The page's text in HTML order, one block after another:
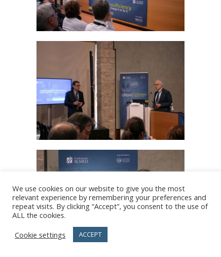
We use cookies on our website to give you the most
relevant experience by remembering your preferences and
repeat visits. By clicking “Accept”, you consent to the use of
ALL the cookies.
Cookie settings
ACCEPT